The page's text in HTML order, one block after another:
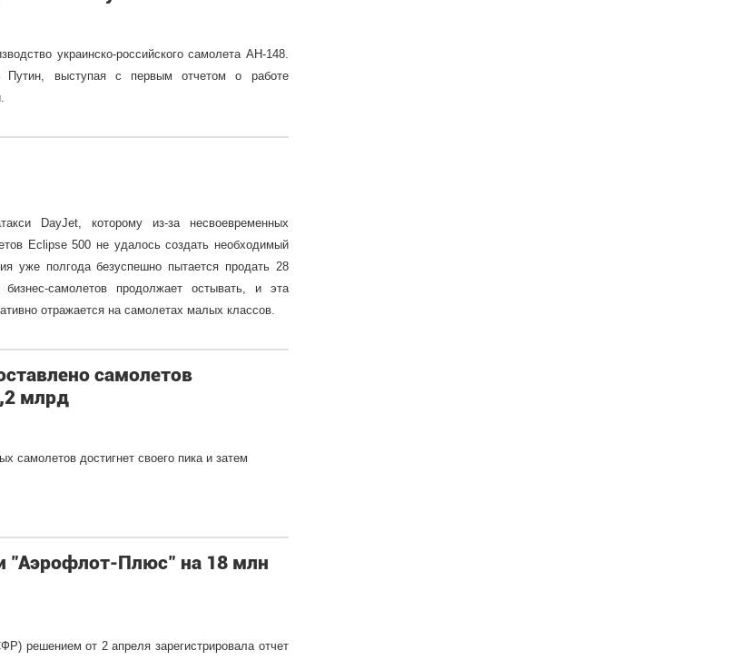
украинско-российского самолета АН-148.
выступая с первым отчетом о работе
DayJet, которому из-за несвоевременных
Eclipse 500 не удалось создать необходимый
уже полгода безуспешно пытается продать 28
самолетов продолжает остывать, и эта
отражается на самолетах малых классов.
самолетов
млрд
самолетов достигнет своего пика и затем
"Аэрофлот-Плюс" на 18 млн
решением от 2 апреля зарегистрировала отчет